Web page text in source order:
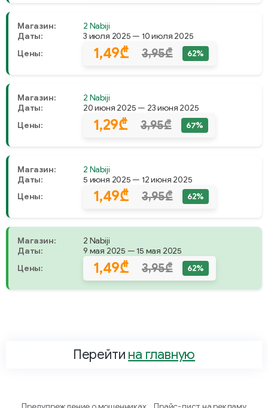
Магазин:
2 Nabiji
Даты:
3 июля 2025 — 10 июля 2025
Цены:
1,49₾ 3,95₾ 62%
Магазин:
2 Nabiji
Даты:
20 июня 2025 — 23 июня 2025
Цены:
1,29₾ 3,95₾ 67%
Магазин:
2 Nabiji
Даты:
5 июня 2025 — 12 июня 2025
Цены:
1,49₾ 3,95₾ 62%
Магазин:
2 Nabiji
Даты:
9 мая 2025 — 15 мая 2025
Цены:
1,49₾ 3,95₾ 62%
Перейти на главную